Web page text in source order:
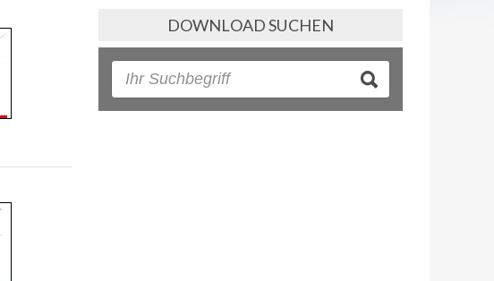
DOWNLOAD SUCHEN